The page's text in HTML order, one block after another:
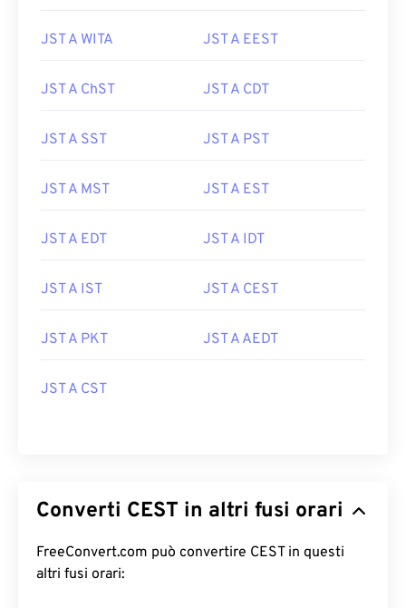
JST A WITA JST A EEST
JST A ChST JST A CDT
JST A SST JST A PST
JST A MST JST A EST
JST A EDT JST A IDT
JST A IST JST A CEST
JST A PKT JST A AEDT
JST A CST
Converti CEST in altri fusi orari
FreeConvert.com può convertire CEST in questi
altri fusi orari: